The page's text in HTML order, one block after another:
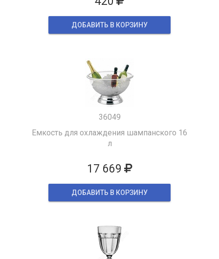
ДОБАВИТЬ В КОРЗИНУ
36049
Емкость для охлаждения шампанского 16
л
17 669
ДОБАВИТЬ В КОРЗИНУ